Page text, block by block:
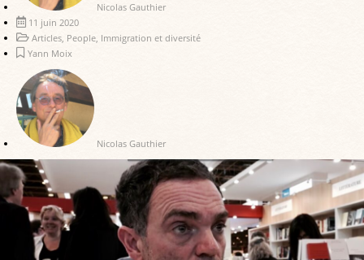
Nicolas Gauthier
11 juin 2020
Articles, People, Immigration et diversité
Yann Moix
Nicolas Gauthier